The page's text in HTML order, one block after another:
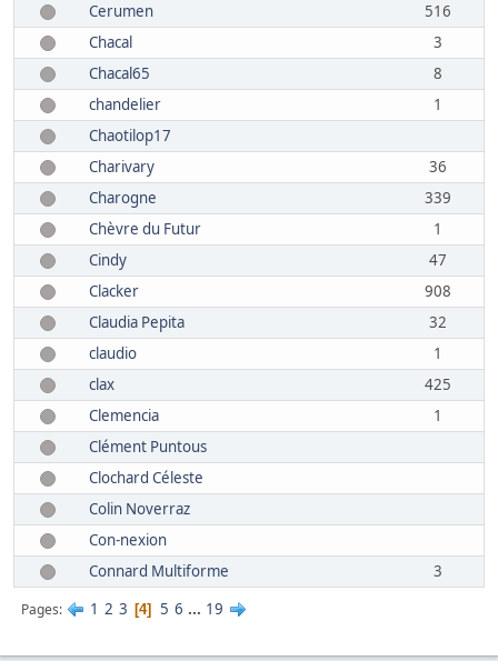
Cerumen
516
Chacal
3
Chacal65
8
chandelier
1
Chaotilop17
Charivary
36
Charogne
339
Chèvre du Futur
1
Cindy
47
Clacker
908
Claudia Pepita
32
claudio
1
clax
425
Clemencia
1
Clément Puntous
Clochard Céleste
Colin Noverraz
Con-nexion
Connard Multiforme
3
Pages 1 2 3 4 5 6 ... 19